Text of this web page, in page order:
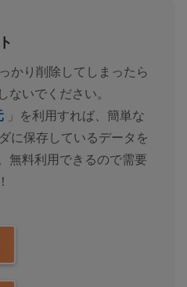
かり削除してしまったら
ないでください。
」を利用すれば、簡単な
に保存しているデータを
無料利用できるので需要